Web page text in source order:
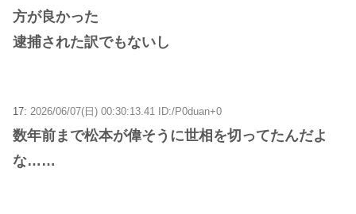
方が良かった
逮捕された訳でもないし
17: 2026/06/07(日) 00:30:13.41 ID:/P0duan+0
数年前まで松本が偉そうに世相を切ってたんだよ
な……